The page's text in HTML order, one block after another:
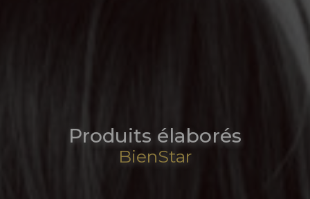
Produits élaborés
BienStar